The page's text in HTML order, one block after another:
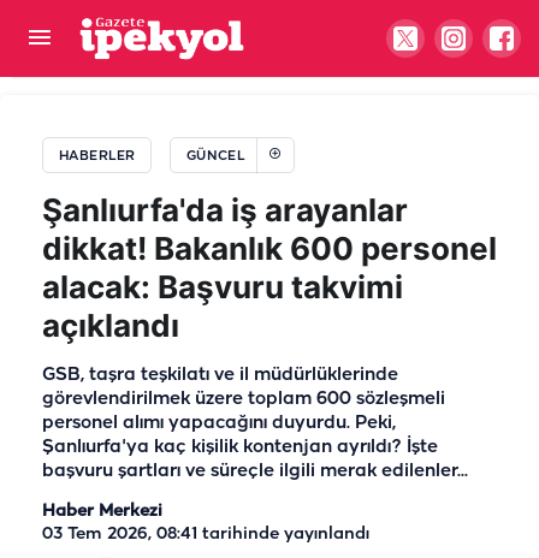
HABERLER GÜNCEL
Şanlıurfa'da iş arayanlar
dikkat! Bakanlık 600 personel
alacak: Başvuru takvimi
açıklandı
GSB, taşra teşkilatı ve il müdürlüklerinde
görevlendirilmek üzere toplam 600 sözleşmeli
personel alımı yapacağını duyurdu. Peki,
Şanlıurfa'ya kaç kişilik kontenjan ayrıldı? İşte
başvuru şartları ve süreçle ilgili merak edilenler...
Haber Merkezi
03 Tem 2026, 08:41 tarihinde yayınlandı
Şanlıurfa'nın sosyal yardım karnesi açıklandı! En